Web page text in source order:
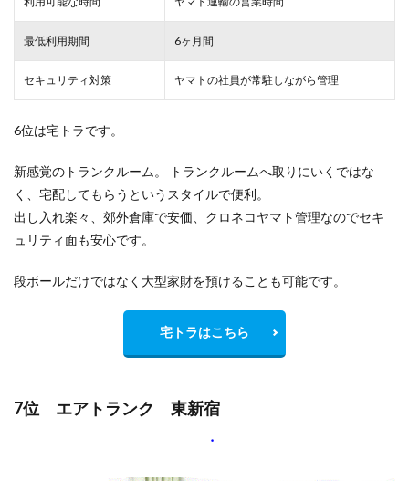
最低利用期間 6ヶ月間
セキュリティ対策 ヤマトの社員が常駐しながら管理
6位は宅トラです。
新感覚のトランクルーム。 トランクルームへ取りにいくではな
く、宅配してもらうというスタイルで便利。
出し入れ楽々、郊外倉庫で安価、クロネコヤマト管理なのでセキ
ュリティ面も安心です。
段ボールだけではなく大型家財を預けることも可能です。
宅トラはこちら
7位 エアトランク 東新宿